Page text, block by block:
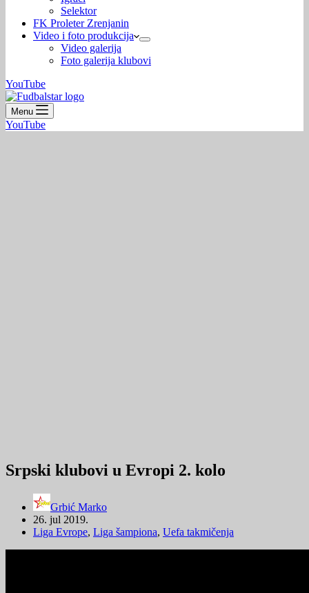
Selektor
FK Proleter Zrenjanin
Video i foto produkcija
Video galerija
Foto galerija klubovi
YouTube
Menu
YouTube
Srpski klubovi u Evropi 2. kolo
Grbić Marko
26. jul 2019.
Liga Evrope, Liga šampiona, Uefa takmičenja